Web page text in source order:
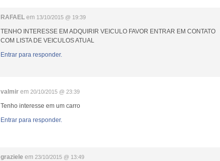
RAFAEL em 13/10/2015 @ 19:39
TENHO INTERESSE EM ADQUIRIR VEICULO FAVOR ENTRAR EM CONTATO
COM LISTA DE VEICULOS ATUAL
Entrar para responder.
valmir em 20/10/2015 @ 23:39
Tenho interesse em um carro
Entrar para responder.
graziele em 23/10/2015 @ 13:49